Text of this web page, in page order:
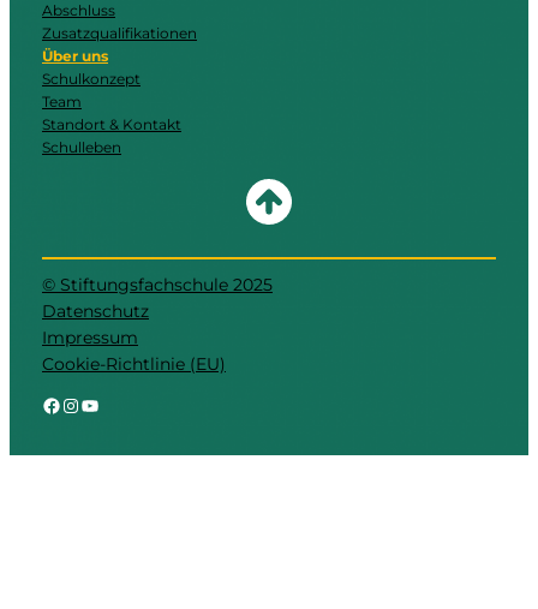
Abschluss
Zusatzqualifikationen
Über uns
Schulkonzept
Team
Standort & Kontakt
Schulleben
© Stiftungsfachschule 2025
Datenschutz
Impressum
Cookie-Richtlinie (EU)
Facebook
Instagram
YouTube